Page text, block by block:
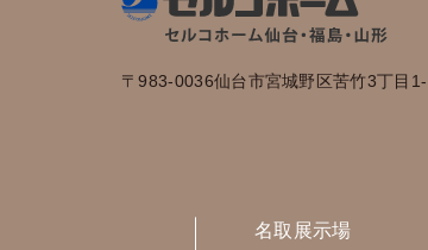
〒983-0036仙台市宮城野区苦竹3丁目
名取展示場